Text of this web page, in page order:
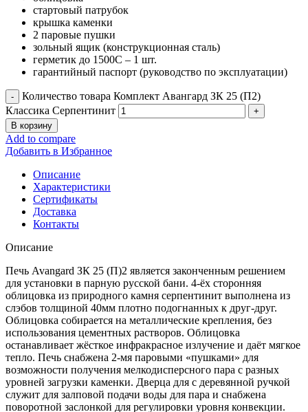
стартовый патрубок
крышка каменки
2 паровые пушки
зольный ящик (конструкционная сталь)
герметик до 1500С – 1 шт.
гарантийный паспорт (руководство по эксплуатации)
Количество товара Комплект Авангард ЗК 25 (П2)
Классика Серпентинит
В корзину
Add to compare
Добавить в Избранное
Описание
Характеристики
Сертификаты
Доставка
Контакты
Описание
Печь Avangard ЗК 25 (П)2 является законченным решением
для установки в парную русской бани. 4-ёх сторонняя
облицовка из природного камня серпентинит выполнена из
слэбов толщиной 40мм плотно подогнанных к друг-друг.
Облицовка собирается на металлические крепления, без
использования цементных растворов. Облицовка
останавливает жёсткое инфракрасное излучение и даёт мягкое
тепло. Печь снабжена 2-мя паровыми «пушками» для
возможности получения мелкодисперсного пара с разных
уровней загрузки каменки. Дверца для с деревянной ручкой
служит для залповой подачи воды для пара и снабжена
поворотной заслонкой для регулировки уровня конвекции.